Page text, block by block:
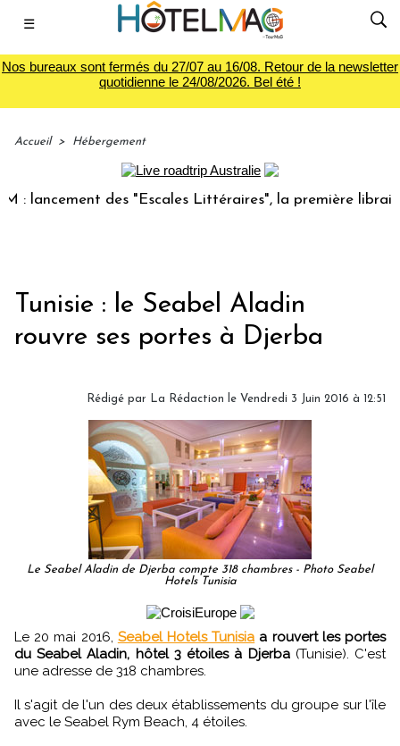
☰
Nos bureaux sont fermés du 27/07 au 16/08. Retour de la newsletter
quotidienne le 24/08/2026. Bel été !
Accueil > Hébergement
des "Escales Littéraires", la première librairie
Tunisie : le Seabel Aladin
rouvre ses portes à Djerba
Rédigé par La Rédaction le Vendredi 3 Juin 2016 à 12:51
Le Seabel Aladin de Djerba compte 318 chambres - Photo Seabel
Hotels Tunisia
Le 20 mai 2016, Seabel Hotels Tunisia a rouvert les portes
du Seabel Aladin, hôtel 3 étoiles à Djerba(Tunisie). C'est
une adresse de 318 chambres.
Il s'agit de l'un des deux établissements du groupe sur l'île
avec le Seabel Rym Beach, 4 étoiles.